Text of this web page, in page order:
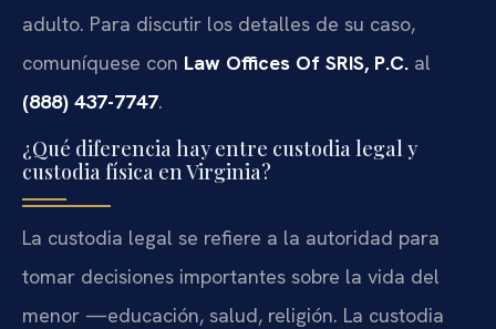
adulto. Para discutir los detalles de su caso,
comuníquese con Law Offices Of SRIS, P.C. al
(888) 437-7747.
¿Qué diferencia hay entre custodia legal y
custodia física en Virginia?
La custodia legal se refiere a la autoridad para
tomar decisiones importantes sobre la vida del
menor —educación, salud, religión. La custodia